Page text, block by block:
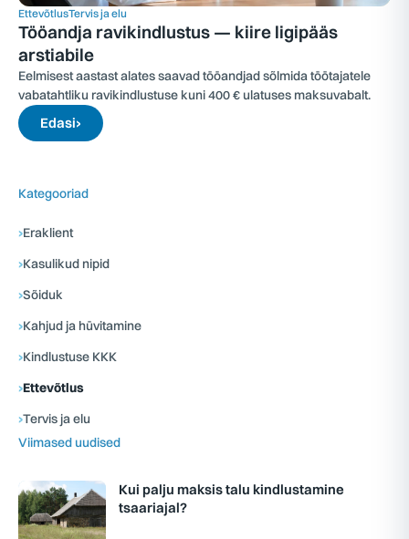
EttevõtlusTervis ja elu
Tööandja ravikindlustus — kiire ligipääs
arstiabile
Eelmisest aastast alates saavad tööandjad sõlmida töötajatele
vabatahtliku ravikindlustuse kuni 400 € ulatuses maksuvabalt.
Edasi›
Kategooriad
›Eraklient
›Kasulikud nipid
›Sõiduk
›Kahjud ja hüvitamine
›Kindlustuse KKK
›Ettevõtlus
›Tervis ja elu
Viimased uudised
Kui palju maksis talu kindlustamine
tsaariajal?